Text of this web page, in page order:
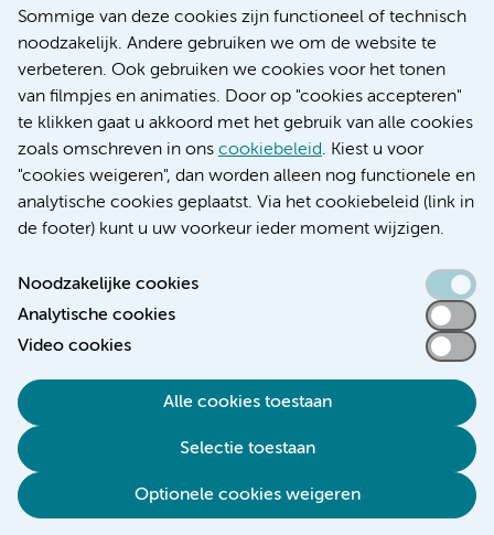
Sommige van deze cookies zijn functioneel of technisch
noodzakelijk. Andere gebruiken we om de website te
verbeteren. Ook gebruiken we cookies voor het tonen
van filmpjes en animaties. Door op "cookies accepteren"
te klikken gaat u akkoord met het gebruik van alle cookies
zoals omschreven in ons cookiebeleid. Kiest u voor
"cookies weigeren", dan worden alleen nog functionele en
analytische cookies geplaatst. Via het cookiebeleid (link in
de footer) kunt u uw voorkeur ieder moment wijzigen.
Noodzakelijke cookies
Analytische cookies
Video cookies
Alle cookies toestaan
Selectie toestaan
Optionele cookies weigeren
Nieuws
Research
Educatie locatie AMC
Educatie locatie VUmc
Verwijzen & diagnostiek
Toegankelijkheidsverklaring
Responsible disclosure